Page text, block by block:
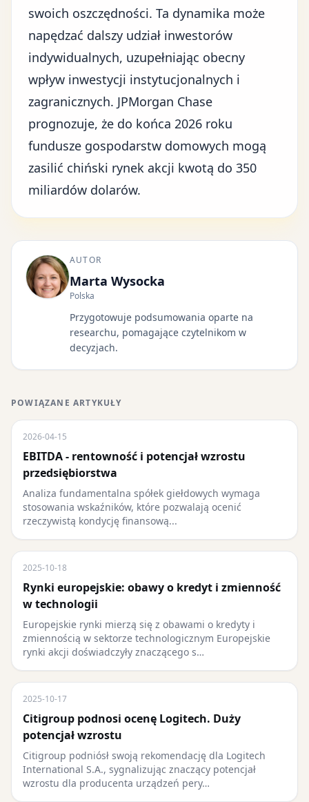
swoich oszczędności. Ta dynamika może
napędzać dalszy udział inwestorów
indywidualnych, uzupełniając obecny
wpływ inwestycji instytucjonalnych i
zagranicznych. JPMorgan Chase
prognozuje, że do końca 2026 roku
fundusze gospodarstw domowych mogą
zasilić chiński rynek akcji kwotą do 350
miliardów dolarów.
AUTOR
Marta Wysocka
Polska
Przygotowuje podsumowania oparte na
researchu, pomagające czytelnikom w
decyzjach.
POWIĄZANE ARTYKUŁY
2026-04-15
EBITDA - rentowność i potencjał wzrostu
przedsiębiorstwa
Analiza fundamentalna spółek giełdowych wymaga
stosowania wskaźników, które pozwalają ocenić
rzeczywistą kondycję finansową...
2025-10-18
Rynki europejskie: obawy o kredyt i zmienność
w technologii
Europejskie rynki mierzą się z obawami o kredyty i
zmiennością w sektorze technologicznym Europejskie
rynki akcji doświadczyły znaczącego s…
2025-10-17
Citigroup podnosi ocenę Logitech. Duży
potencjał wzrostu
Citigroup podniósł swoją rekomendację dla Logitech
International S.A., sygnalizując znaczący potencjał
wzrostu dla producenta urządzeń pery…